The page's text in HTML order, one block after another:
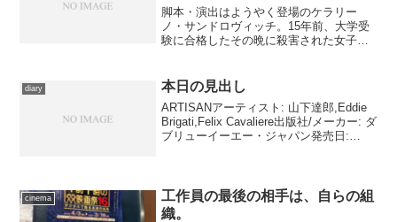
脚本・演出はようやく登場のケラリー
ノ・サンドロヴィッチ。15年前、大学受
験に合格したその晩に殺害された女子高
が容疑者として逮捕されるが、アリバイ
が証明されて釈放、そのま...
diary 本日の見出し
ARTISANアーティスト: 山下達郎,Eddie
Brigati,Felix Cavaliere出版社/メーカー: ダ
ブリューイーエー・ジャパン発売日:
cinema
工作員の最後の相手は、自らの組
織。